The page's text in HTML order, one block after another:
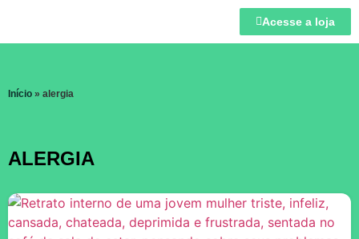
Acesse a loja
Início » alergia
ALERGIA